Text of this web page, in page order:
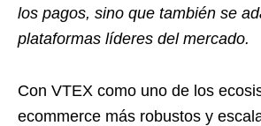
los pagos, sino que también se
plataformas líderes del mercado.
Con VTEX como uno de los
ecommerce más robustos y